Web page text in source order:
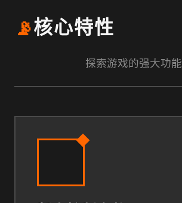
📡核心特性
探索游戏的强大功能